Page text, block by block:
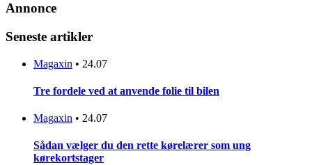
Annonce
Seneste artikler
Magaxin • 24.07
Tre fordele ved at anvende folie til bilen
Magaxin • 24.07
Sådan vælger du den rette kørelærer som ung
kørekortstager